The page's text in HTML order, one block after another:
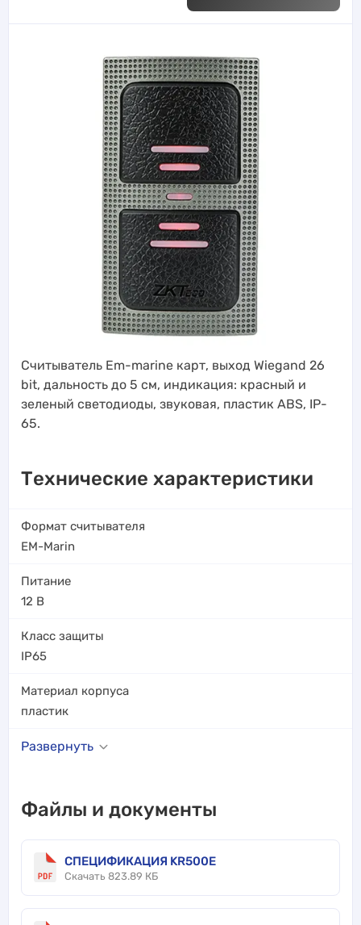
Считыватель Em-marine карт, выход Wiegand 26
bit, дальность до 5 см, индикация: красный и
зеленый светодиоды, звуковая, пластик ABS, IP-
65.
Технические характеристики
Формат считывателя
EM-Marin
Питание
12 В
Класс защиты
IP65
Материал корпуса
пластик
Развернуть
Файлы и документы
СПЕЦИФИКАЦИЯ KR500E
Скачать 823.89 КБ